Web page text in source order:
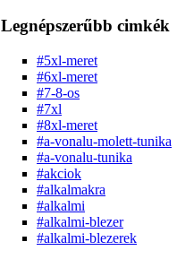
Legnépszerűbb cimkék
#5xl-meret
#6xl-meret
#7-8-os
#7xl
#8xl-meret
#a-vonalu-molett-tunika
#a-vonalu-tunika
#akciok
#alkalmakra
#alkalmi
#alkalmi-blezer
#alkalmi-blezerek